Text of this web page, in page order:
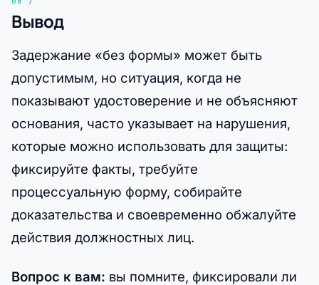
Вывод
Задержание «без формы» может быть
допустимым, но ситуация, когда не
показывают удостоверение и не объясняют
основания, часто указывает на нарушения,
которые можно использовать для защиты:
фиксируйте факты, требуйте
процессуальную форму, собирайте
доказательства и своевременно обжалуйте
действия должностных лиц.
Вопрос к вам: вы помните, фиксировали ли